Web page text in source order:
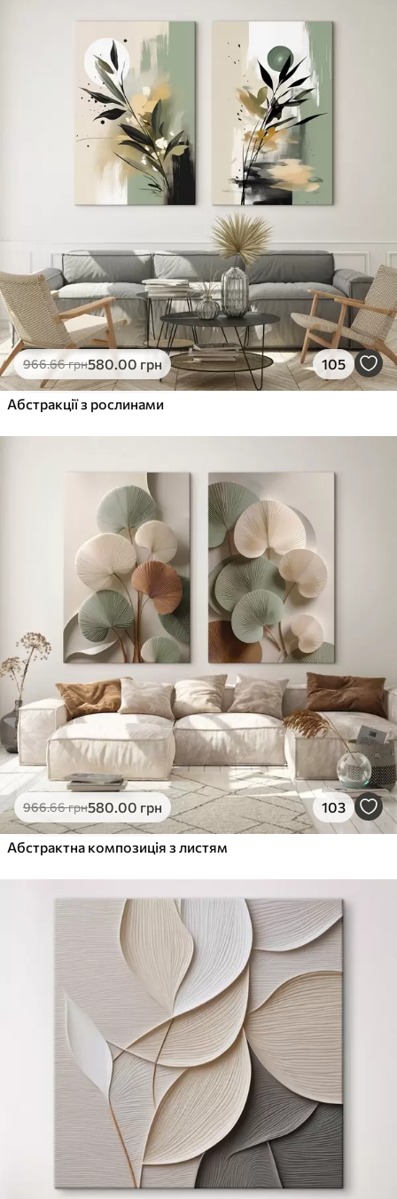
Яскраві, насичені кольори
Стійкість до вицвітання
Безпечне чорнило без запаху
Поверхня з текстурою полотна
Екологічний матеріал
Безпечне чорнило без запаху
✓Поверхня з текстурою полотна
✗Екологічний матеріал
Еко-Преміум
Від910 .00 грн
✓Яскраві, насичені кольори
Екологічний матеріал
966.66грн580.00 грн 105
Абстракції з рослинами
966.66грн580.00 грн 103
Абстрактна композиція з листям